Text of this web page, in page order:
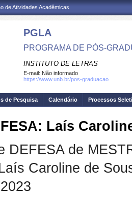
de Atividades Acadêmicas
PGLA
PROGRAMA DE PÓS-
INSTITUTO DE LETRAS
E-mail: Não informado
https://www.unb.br/pos-graduacao
de Pesquisa Calendário Processos
Laís
DEFESA de
Caroline de